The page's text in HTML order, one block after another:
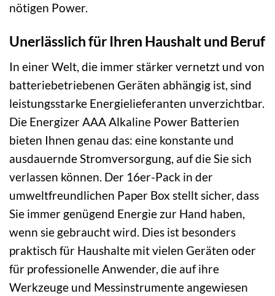
nötigen Power.
Unerlässlich für Ihren Haushalt und Beruf
In einer Welt, die immer stärker vernetzt und von
batteriebetriebenen Geräten abhängig ist, sind
leistungsstarke Energielieferanten unverzichtbar.
Die Energizer AAA Alkaline Power Batterien
bieten Ihnen genau das: eine konstante und
ausdauernde Stromversorgung, auf die Sie sich
verlassen können. Der 16er-Pack in der
umweltfreundlichen Paper Box stellt sicher, dass
Sie immer genügend Energie zur Hand haben,
wenn sie gebraucht wird. Dies ist besonders
praktisch für Haushalte mit vielen Geräten oder
für professionelle Anwender, die auf ihre
Werkzeuge und Messinstrumente angewiesen